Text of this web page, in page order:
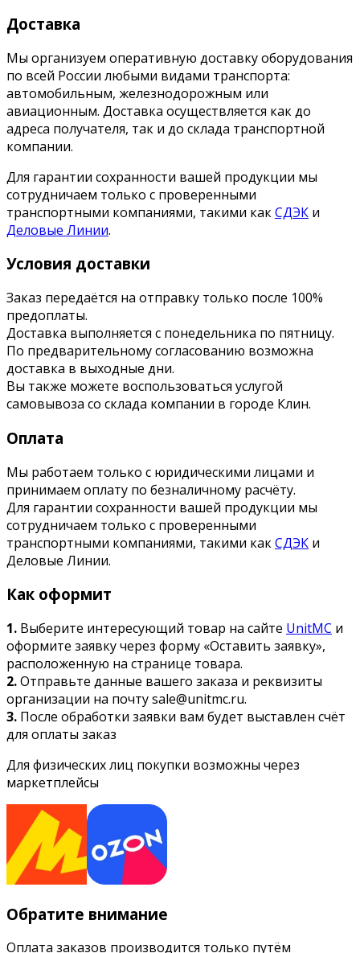
Доставка
Мы организуем оперативную доставку оборудования
по всей России любыми видами транспорта:
автомобильным, железнодорожным или
авиационным. Доставка осуществляется как до
адреса получателя, так и до склада транспортной
компании.
Для гарантии сохранности вашей продукции мы
сотрудничаем только с проверенными
транспортными компаниями, такими какСДЭК и
Деловые Линии.
Условия доставки
Заказ передаётся на отправку только после 100%
предоплаты.
Доставка выполняется с понедельника по пятницу.
По предварительному согласованию возможна
доставка в выходные дни.
Вы также можете воспользоваться услугой
самовывоза со склада компании в городе Клин.
Оплата
Мы работаем только с юридическими лицами и
принимаем оплату по безналичному расчёту.
Для гарантии сохранности вашей продукции мы
сотрудничаем только с проверенными
транспортными компаниями, такими какСДЭК и
Деловые Линии.
Как оформит
1. Выберите интересующий товар на сайте UnitMC и
оформите заявку через форму «Оставить заявку»,
расположенную на странице товара.
2.Отправьте данные вашего заказа и реквизиты
организации на почту sale@unitmc.ru.
3. После обработки заявки вам будет выставлен счёт
для оплаты заказ
Для физических лиц покупки возможны через
маркетплейсы
Обратите внимание
Оплата заказов производится только путём